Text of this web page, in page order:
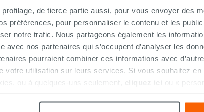
de tierce partie aussi, pour vous envoyer des
préférences, pour personnaliser le contenu et les
notre trafic. Nous partageons également les
avec nos partenaires qui s’occupent d’analyser les
pourraient combiner ces informations avec
votre utilisation sur leurs services. Si vous souhaitez
ou à quelques-uns seulement,
cliquez ici ou «
douche d'angle